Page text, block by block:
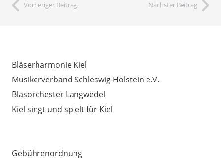
Vorheriger Beitrag Nächster Beitrag
Bläserharmonie Kiel
Musikerverband Schleswig-Holstein e.V.
Blasorchester Langwedel
Kiel singt und spielt für Kiel
Gebührenordnung